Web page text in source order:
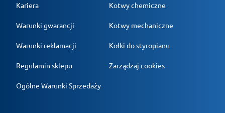
Kariera
Warunki gwarancji
Warunki reklamacji
Regulamin sklepu
Ogólne Warunki Sprzedaży
Kotwy chemiczne
Kotwy mechaniczne
Kołki do styropianu
Zarządzaj cookies